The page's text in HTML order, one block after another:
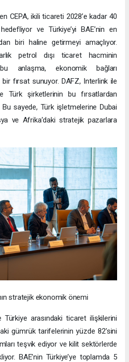
CEPA, ikili ticareti 2028’e kadar 40
ve Türkiye’yi BAE’nin en
biri haline getirmeyi amaçlıyor.
petrol dışı ticaret hacminin
anlaşma, ekonomik bağları
fırsat sunuyor. DAFZ, Interlink ile
Türk şirketlerinin bu fırsatlardan
Bu sayede, Türk işletmelerine Dubai
ve Afrika’daki stratejik pazarlara
stratejik ekonomik önemi
Türkiye arasındaki ticaret ilişkilerini
gümrük tarifelerinin yüzde 82’sini
teşvik ediyor ve kilit sektörlerde
BAE’nin Türkiye’ye toplamda 5